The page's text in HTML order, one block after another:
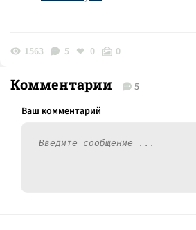
1563 5 0 0
Комментарии 5